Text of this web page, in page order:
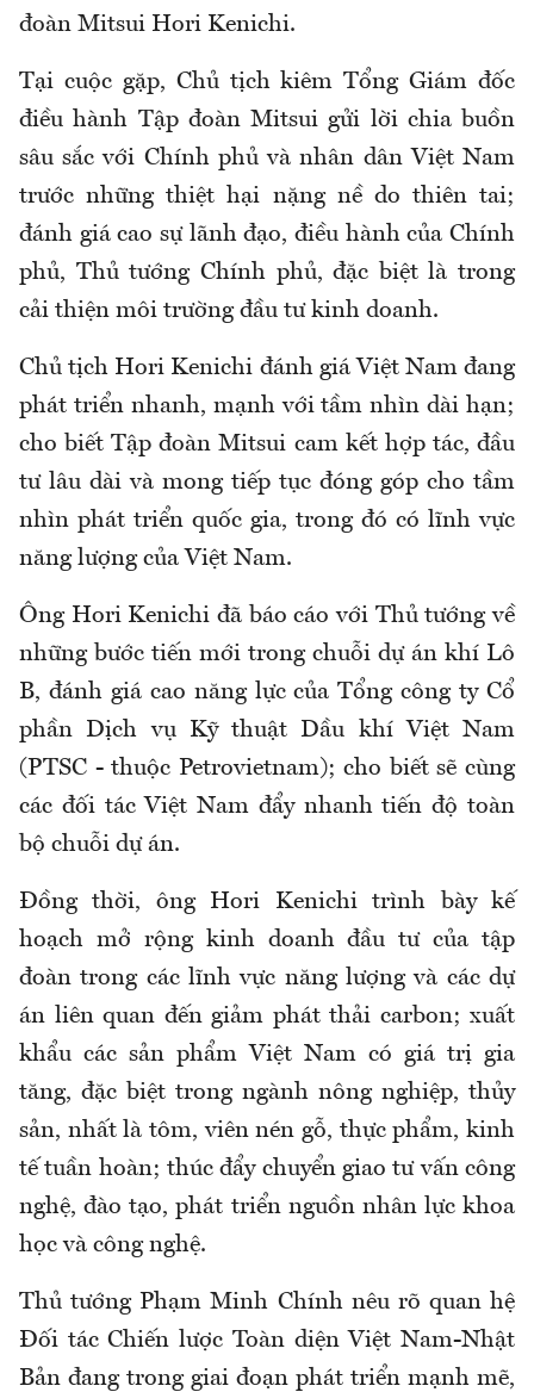
đoàn Mitsui Hori Kenichi.
Tại cuộc gặp, Chủ tịch kiêm Tổng Giám đốc
điều hành Tập đoàn Mitsui gửi lời chia buồn
sâu sắc với Chính phủ và nhân dân Việt Nam
trước những thiệt hại nặng nề do thiên tai;
đánh giá cao sự lãnh đạo, điều hành của Chính
phủ, Thủ tướng Chính phủ, đặc biệt là trong
cải thiện môi trường đầu tư kinh doanh.
Chủ tịch Hori Kenichi đánh giá Việt Nam đang
phát triển nhanh, mạnh với tầm nhìn dài hạn;
cho biết Tập đoàn Mitsui cam kết hợp tác, đầu
tư lâu dài và mong tiếp tục đóng góp cho tầm
nhìn phát triển quốc gia, trong đó có lĩnh vực
năng lượng của Việt Nam.
Ông Hori Kenichi đã báo cáo với Thủ tướng về
những bước tiến mới trong chuỗi dự án khí Lô
B, đánh giá cao năng lực của Tổng công ty Cổ
phần Dịch vụ Kỹ thuật Dầu khí Việt Nam
(PTSC - thuộc Petrovietnam); cho biết sẽ cùng
các đối tác Việt Nam đẩy nhanh tiến độ toàn
bộ chuỗi dự án.
Đồng thời, ông Hori Kenichi trình bày kế
hoạch mở rộng kinh doanh đầu tư của tập
đoàn trong các lĩnh vực năng lượng và các dự
án liên quan đến giảm phát thải carbon; xuất
khẩu các sản phẩm Việt Nam có giá trị gia
tăng, đặc biệt trong ngành nông nghiệp, thủy
sản, nhất là tôm, viên nén gỗ, thực phẩm, kinh
tế tuần hoàn; thúc đẩy chuyển giao tư vấn công
nghệ, đào tạo, phát triển nguồn nhân lực khoa
học và công nghệ.
Thủ tướng Phạm Minh Chính nêu rõ quan hệ
Đối tác Chiến lược Toàn diện Việt Nam-Nhật
Bản đang trong giai đoạn phát triển mạnh mẽ,